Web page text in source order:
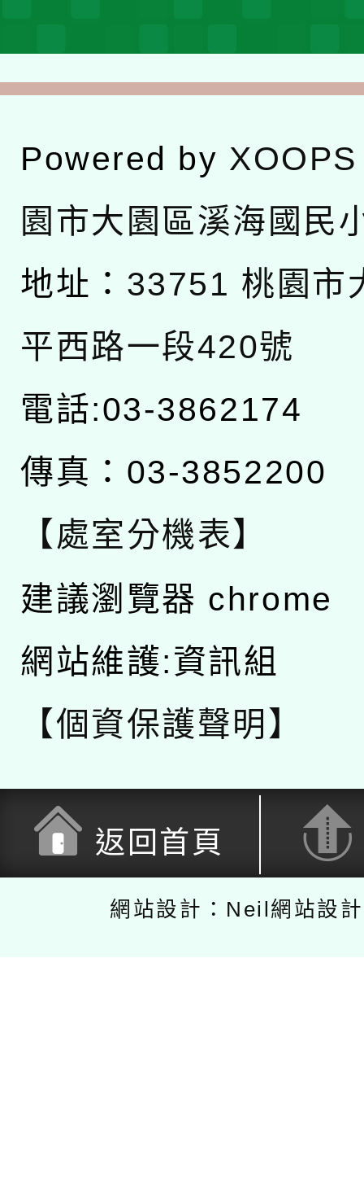
Powered by XOOPS
園市大園區溪海國民
地址： 33751 桃園市
平西路一段420號
電話:03-3862174
傳真：03-3852200
【處室分機表】
建議瀏覽器 chrome
網站維護:資訊組
【個資保護聲明】
返回首頁
網站設計：Neil網站設